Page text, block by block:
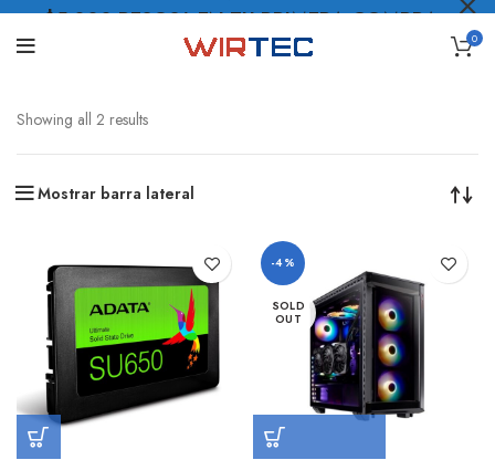
0
Showing all 2 results
Mostrar barra lateral
-4%
SOLD
OUT
$5.000 PESOS* EN TU PRIMERA COMPRA